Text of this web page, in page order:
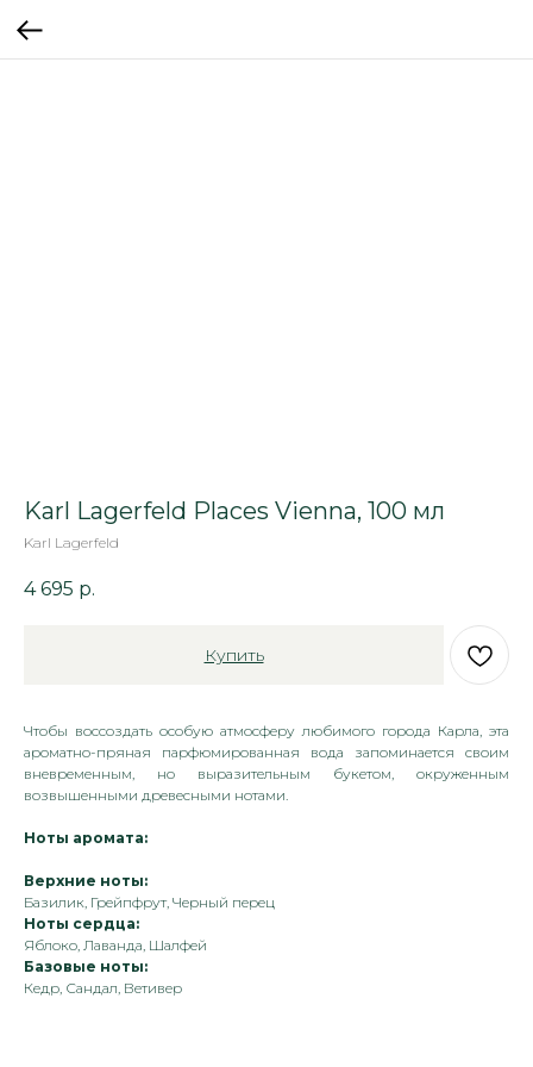
Karl Lagerfeld Places Vienna, 100 мл
Karl Lagerfeld
4 695 р.
Купить
Чтобы воссоздать особую атмосферу любимого города Карла, эта
ароматно-пряная парфюмированная вода запоминается своим
вневременным, но выразительным букетом, окруженным
возвышенными древесными нотами.
Ноты аромата:
Верхние ноты:
Базилик, Грейпфрут, Черный перец
Ноты сердца:
Яблоко, Лаванда, Шалфей
Базовые ноты:
Кедр, Сандал, Ветивер